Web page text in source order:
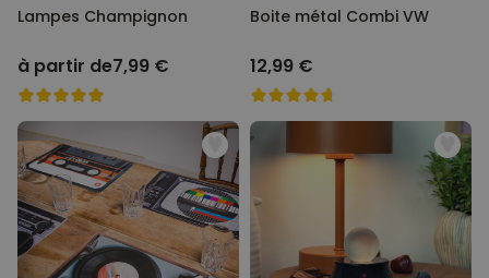
Lampes Champignon
à partir de7,99 €
Boite métal Combi VW
12,99 €